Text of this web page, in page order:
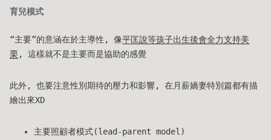
育兒模式
“主要”的意涵在於主導性, 像平匡說等孩子出生後會全力支持美
栗 , 這樣就不是主要而是協助的感覺
此外, 也要注意性別期待的壓力和影響, 在月薪嬌妻特別篇都有描
繪出來XD
主要照顧者模式(lead-parent model)